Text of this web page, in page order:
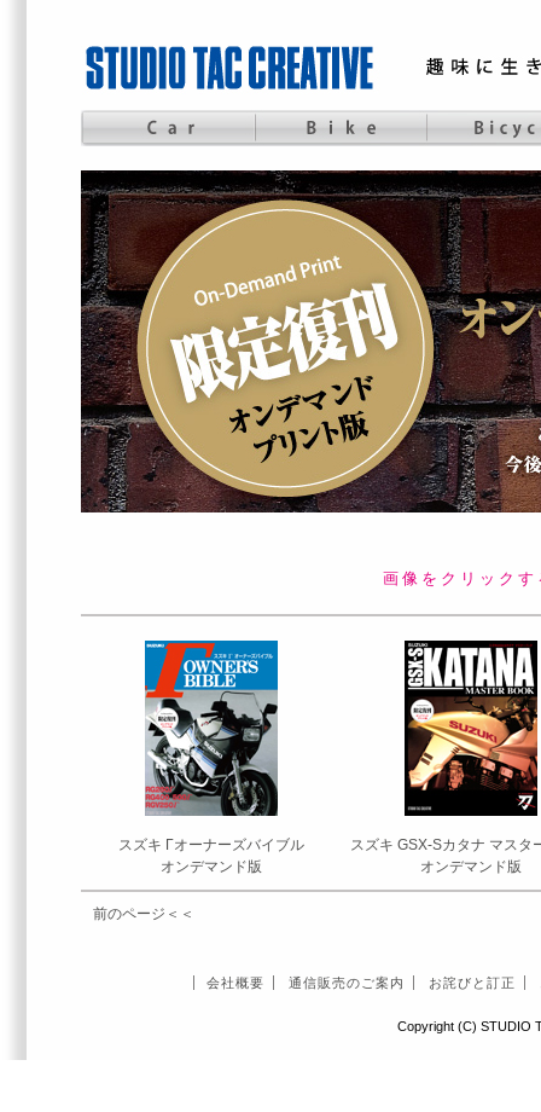
画像をクリックすると書
スズキ Γオーナーズバイブル
オンデマンド版
スズキ GSX-Sカタナ マスタ
オンデマンド版
前のページ＜＜
会社概要 通信販売のご案内 お詫びと訂正
Copyright (C) STUDIO